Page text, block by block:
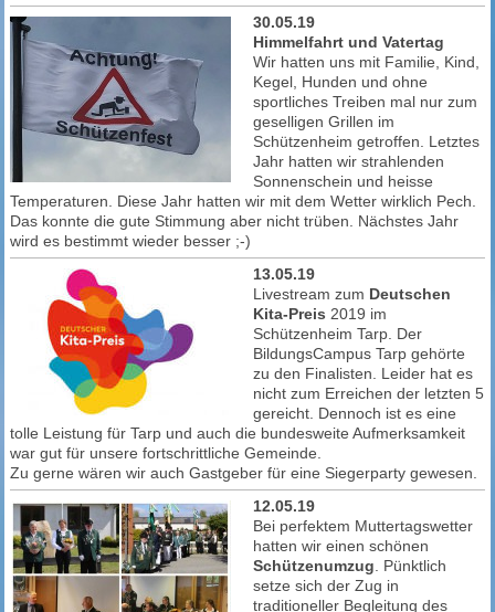
30.05.19
Himmelfahrt und Vatertag
Wir hatten uns mit Familie, Kind,
Kegel, Hunden und ohne
sportliches Treiben mal nur zum
geselligen Grillen im
Schützenheim getroffen. Letztes
Jahr hatten wir strahlenden
Sonnenschein und heisse
Temperaturen. Diese Jahr hatten wir mit dem Wetter wirklich Pech.
Das konnte die gute Stimmung aber nicht trüben. Nächstes Jahr
wird es bestimmt wieder besser ;-)
13.05.19
Livestream zum Deutschen
Kita-Preis 2019 im
Schützenheim Tarp. Der
BildungsCampus Tarp gehörte
zu den Finalisten. Leider hat es
nicht zum Erreichen der letzten 5
gereicht. Dennoch ist es eine
tolle Leistung für Tarp und auch die bundesweite Aufmerksamkeit
war gut für unsere fortschrittliche Gemeinde.
Zu gerne wären wir auch Gastgeber für eine Siegerparty gewesen.
12.05.19
Bei perfektem Muttertagswetter
hatten wir einen schönen
Schützenumzug. Pünktlich
setze sich der Zug in
traditioneller Begleitung des